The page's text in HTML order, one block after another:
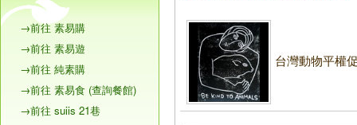
→前往 素易購
→前往 素易遊
→前往 純素購
→前往 素易食 (查詢餐館)
→前往 suiis 21巷
台灣動物平權